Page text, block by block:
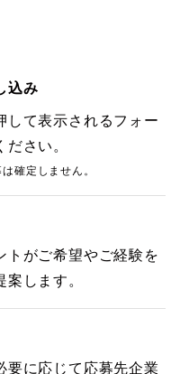
込み
して表示されるフォー
さい。
確定しません。
トがご希望やご経験を
します。
要に応じて応募先企業